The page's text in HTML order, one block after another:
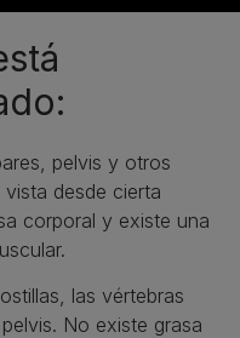
pelvis y otros
desde cierta
corporal y existe una
las vértebras
No existe grasa